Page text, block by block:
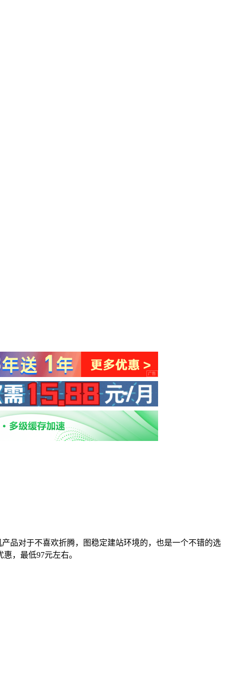
品对于不喜欢折腾，图稳定建站环境的，也是一个不错的选
，最低97元左右。